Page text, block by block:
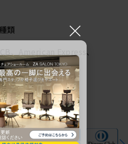
類
、American Express、
，5 回）
×